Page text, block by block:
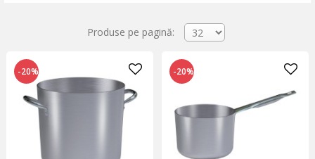
Produse pe pagină:
-20% -20%